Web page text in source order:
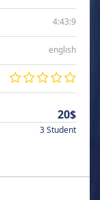
4:43:9
english
20$
3 Student